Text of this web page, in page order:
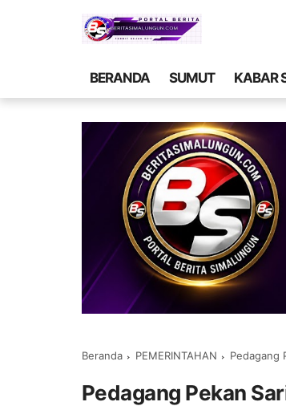
BERANDA SUMUT KABAR
Beranda PEMERINTAHAN Pedagang
Pedagang Pekan